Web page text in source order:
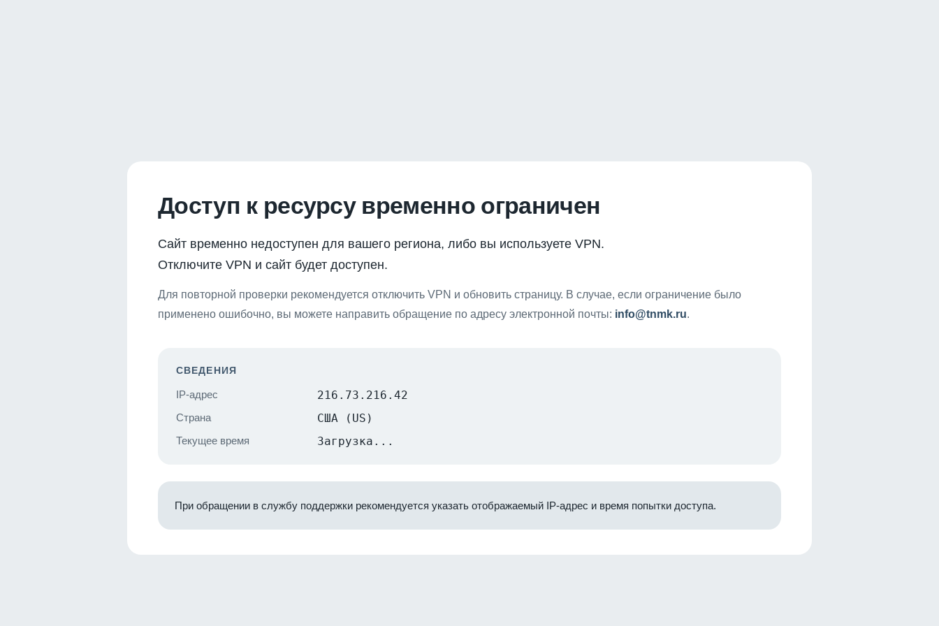
Доступ к ресурсу временно ограничен
Сайт временно недоступен для вашего региона, либо вы используете VPN.
Отключите VPN и сайт будет доступен.
Для повторной проверки рекомендуется отключить VPN и обновить страницу. В случае, если ограничение было
применено ошибочно, вы можете направить обращение по адресу электронной почты: info@tnmk.ru.
СВЕДЕНИЯ
IP-адрес 216.73.216.42
Страна США (US)
Текущее время Загрузка...
При обращении в службу поддержки рекомендуется указать отображаемый IP-адрес и время попытки доступа.